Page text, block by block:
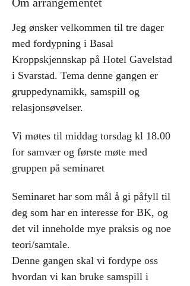
Jeg ønsker velkommen til tre dager
med fordypning i Basal
Kroppskjennskap på Hotel Gavelstad
i Svarstad. Tema denne gangen er
gruppedynamikk, samspill og
relasjonsøvelser.
Vi møtes til middag torsdag kl 18.00
for samvær og første møte med
gruppen på seminaret
Seminaret har som mål å gi påfyll til
deg som har en interesse for BK, og
det vil inneholde mye praksis og noe
teori/samtale.
Denne gangen skal vi fordype oss
hvordan vi kan bruke samspill i